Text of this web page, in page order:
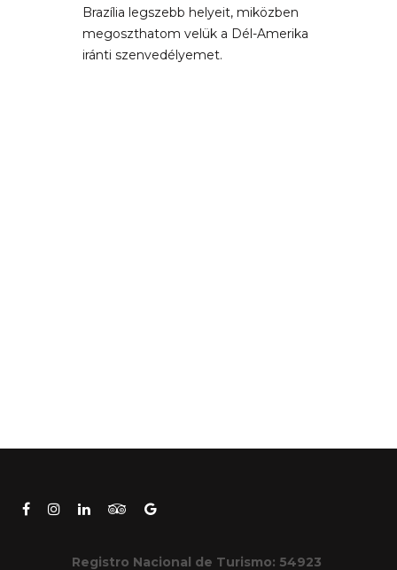
Brazília legszebb helyeit, miközben
megoszthatom velük a Dél-Amerika
iránti szenvedélyemet.
Registro Nacional de Turismo: 54923